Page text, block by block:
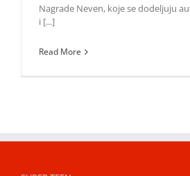
Nagrade Neven, koje se dodeljuju
i [...]
Read More